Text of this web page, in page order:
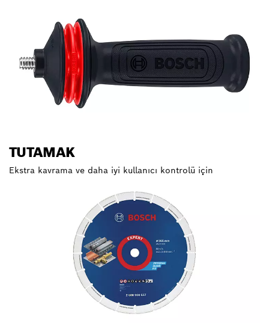
TUTAMAK
Ekstra kavrama ve daha iyi kullanıcı kontrolü için